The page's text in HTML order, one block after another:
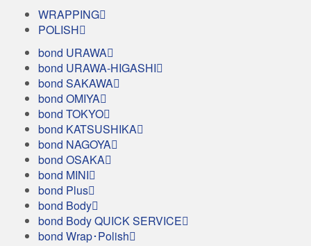
WRAPPING
POLISH
bond URAWA
bond URAWA-HIGASHI
bond SAKAWA
bond OMIYA
bond TOKYO
bond KATSUSHIKA
bond NAGOYA
bond OSAKA
bond MINI
bond Plus
bond Body
bond Body QUICK SERVICE
bond Wrap･Polish